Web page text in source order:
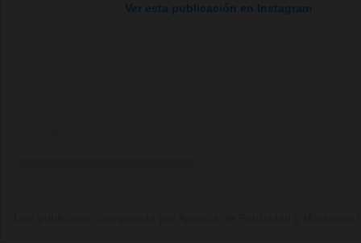
Ver esta publicación en Instagram